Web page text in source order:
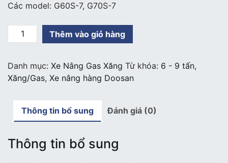
Các model: G60S-7, G70S-7
nâng
gas
Doosan
số
Thêm vào giỏ hàng
Danh mục: Xe Nâng Gas Xăng Từ khóa: 6 - 9 tấn,
Xăng/Gas, Xe nâng hàng Doosan
Thông tin bổ sung Đánh giá (0)
Thông tin bổ sung